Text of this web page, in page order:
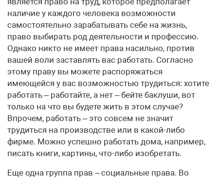
наличие у каждого человека возможности
самостоятельно зарабатывать себе на жизнь,
право выбирать род деятельности и профессию.
Однако никто не имеет права насильно, против
вашей воли заставлять вас работать. Согласно
этому праву вы можете распоряжаться
имеющейся у вас возможностью трудиться: хотите
работать – работайте, а нет – бейте баклуши, вот
только на что вы будете жить в этом случае?
Впрочем, работать – это совсем не значит
трудиться на производстве или в какой-либо
фирме. Можно успешно работать дома, например,
писать книги, картины, что-либо изобретать.
Еще одна группа прав – социальные права. Во